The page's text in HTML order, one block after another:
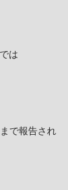
は
で報告され